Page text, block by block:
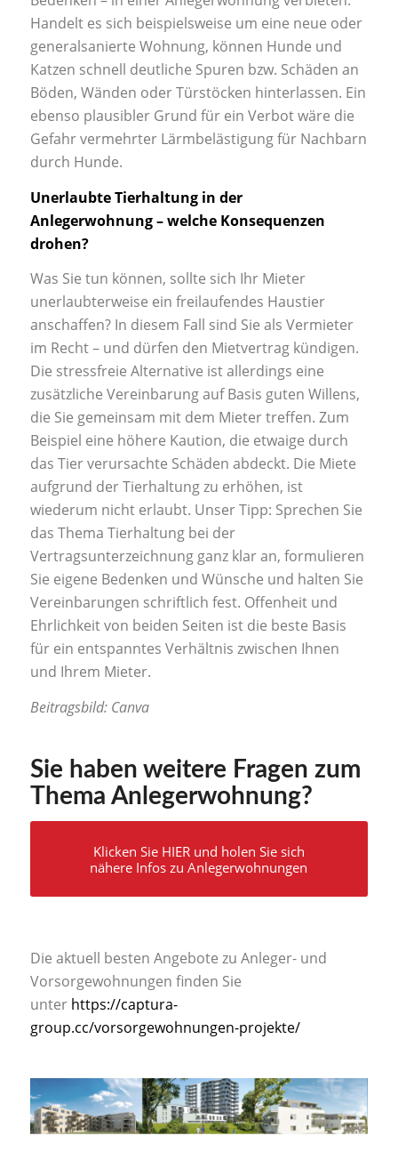
Handelt es sich beispielsweise um eine neue oder
generalsanierte Wohnung, können Hunde und
Katzen schnell deutliche Spuren bzw. Schäden an
Böden, Wänden oder Türstöcken hinterlassen. Ein
ebenso plausibler Grund für ein Verbot wäre die
Gefahr vermehrter Lärmbelästigung für Nachbarn
durch Hunde.
Unerlaubte Tierhaltung in der
Anlegerwohnung – welche Konsequenzen
drohen?
Was Sie tun können, sollte sich Ihr Mieter
unerlaubterweise ein freilaufendes Haustier
anschaffen? In diesem Fall sind Sie als Vermieter
im Recht – und dürfen den Mietvertrag kündigen.
Die stressfreie Alternative ist allerdings eine
zusätzliche Vereinbarung auf Basis guten Willens,
die Sie gemeinsam mit dem Mieter treffen. Zum
Beispiel eine höhere Kaution, die etwaige durch
das Tier verursachte Schäden abdeckt. Die Miete
aufgrund der Tierhaltung zu erhöhen, ist
wiederum nicht erlaubt. Unser Tipp: Sprechen Sie
das Thema Tierhaltung bei der
Vertragsunterzeichnung ganz klar an, formulieren
Sie eigene Bedenken und Wünsche und halten Sie
Vereinbarungen schriftlich fest. Offenheit und
Ehrlichkeit von beiden Seiten ist die beste Basis
für ein entspanntes Verhältnis zwischen Ihnen
und Ihrem Mieter.
Beitragsbild: Canva
Sie haben weitere Fragen zum
Thema Anlegerwohnung?
Klicken Sie HIER und holen Sie sich
nähere Infos zu Anlegerwohnungen
Die aktuell besten Angebote zu Anleger- und
Vorsorgewohnungen finden Sie
unter https://captura-
group.cc/vorsorgewohnungen-projekte/